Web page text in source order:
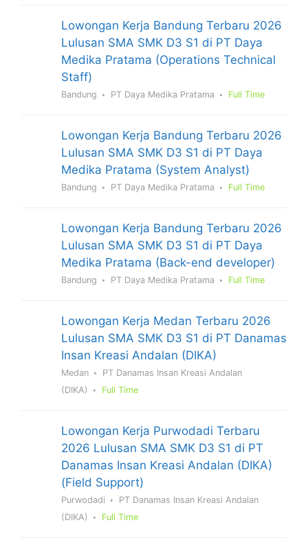
Lowongan Kerja Bandung Terbaru 2026
Lulusan SMA SMK D3 S1 di PT Daya
Medika Pratama (Operations Technical
Staff)
Bandung PT Daya Medika Pratama Full Time
Lowongan Kerja Bandung Terbaru 2026
Lulusan SMA SMK D3 S1 di PT Daya
Medika Pratama (System Analyst)
Bandung PT Daya Medika Pratama Full Time
Lowongan Kerja Bandung Terbaru 2026
Lulusan SMA SMK D3 S1 di PT Daya
Medika Pratama (Back-end developer)
Bandung PT Daya Medika Pratama Full Time
Lowongan Kerja Medan Terbaru 2026
Lulusan SMA SMK D3 S1 di PT Danamas
Insan Kreasi Andalan (DIKA)
Medan
PT Danamas Insan Kreasi Andalan
(DIKA)
Full Time
Lowongan Kerja Purwodadi Terbaru
2026 Lulusan SMA SMK D3 S1 di PT
Danamas Insan Kreasi Andalan (DIKA)
(Field Support)
Purwodadi
PT Danamas Insan Kreasi Andalan
(DIKA)
Full Time